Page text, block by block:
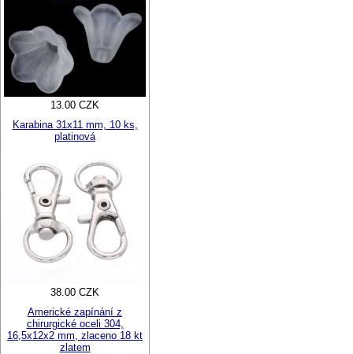
13.00 CZK
Karabina 31x11 mm, 10 ks,
platinová
38.00 CZK
Americké zapínání z
chirurgické oceli 304,
16,5x12x2 mm, zlaceno 18 kt
zlatem